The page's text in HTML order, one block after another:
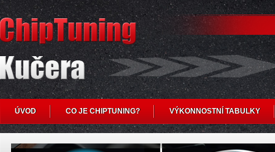
ÚVOD CO JE CHIPTUNING? VÝKONNOSTNÍ TABULKY